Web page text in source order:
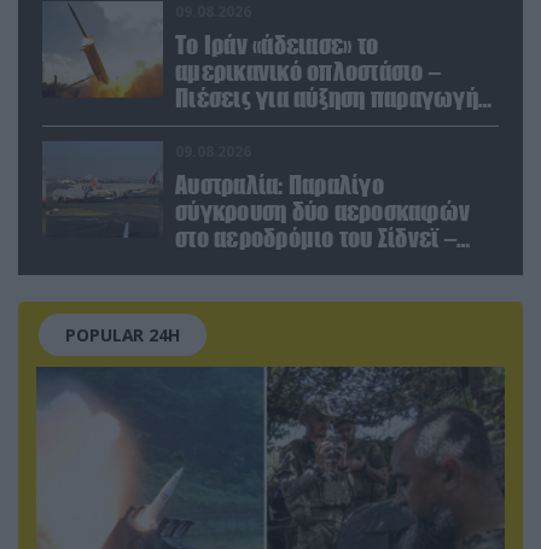
Το Ιράν «άδειασε» το
αμερικανικό οπλοστάσιο –
Πιέσεις για αύξηση παραγωγής
Patriot και THAAD
Αυστραλία: Παραλίγο
σύγκρουση δύο αεροσκαφών
στο αεροδρόμιο του Σίδνεϊ –
POPULAR 24H